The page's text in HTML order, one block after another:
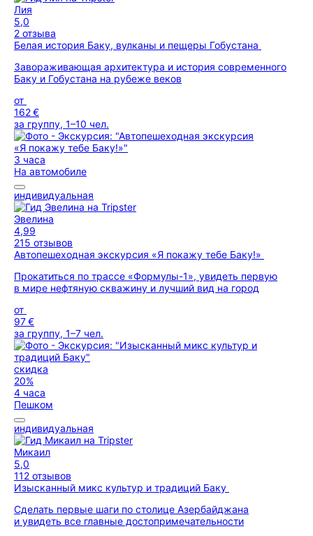
Лия
5,0
2 отзыва
Белая история Баку, вулканы и пещеры Гобустана
Завораживающая архитектура и история современного
Баку и Гобустана на рубеже веков
от
162 €
за группу, 1–10 чел.
3 часа
На автомобиле
индивидуальная
Эвелина
4,99
215 отзывов
Автопешеходная экскурсия «Я покажу тебе Баку!»
Прокатиться по трассе «Формулы-1», увидеть первую
в мире нефтяную скважину и лучший вид на город
от
97 €
за группу, 1–7 чел.
скидка
20%
4 часа
Пешком
индивидуальная
Микаил
5,0
112 отзывов
Изысканный микс культур и традиций Баку
Сделать первые шаги по столице Азербайджана
и увидеть все главные достопримечательности